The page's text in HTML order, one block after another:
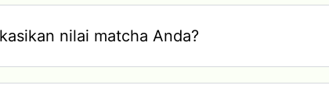
nilai matcha Anda?